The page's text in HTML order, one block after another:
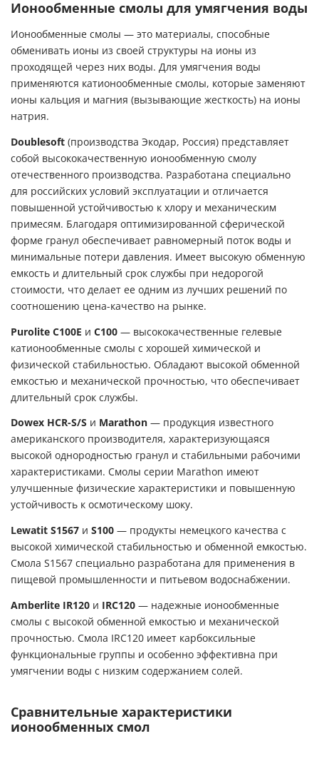
Ионообменные смолы для умягчения воды
Ионообменные смолы — это материалы, способные
обменивать ионы из своей структуры на ионы из
проходящей через них воды. Для умягчения воды
применяются катионообменные смолы, которые заменяют
ионы кальция и магния (вызывающие жесткость) на ионы
натрия.
Doublesoft (производства Экодар, Россия) представляет
собой высококачественную ионообменную смолу
отечественного производства. Разработана специально
для российских условий эксплуатации и отличается
повышенной устойчивостью к хлору и механическим
примесям. Благодаря оптимизированной сферической
форме гранул обеспечивает равномерный поток воды и
минимальные потери давления. Имеет высокую обменную
емкость и длительный срок службы при недорогой
стоимости, что делает ее одним из лучших решений по
соотношению цена-качество на рынке.
Purolite C100E и C100 — высококачественные гелевые
катионообменные смолы с хорошей химической и
физической стабильностью. Обладают высокой обменной
емкостью и механической прочностью, что обеспечивает
длительный срок службы.
Dowex HCR-S/S и Marathon — продукция известного
американского производителя, характеризующаяся
высокой однородностью гранул и стабильными рабочими
характеристиками. Смолы серии Marathon имеют
улучшенные физические характеристики и повышенную
устойчивость к осмотическому шоку.
Lewatit S1567 и S100 — продукты немецкого качества с
высокой химической стабильностью и обменной емкостью.
Смола S1567 специально разработана для применения в
пищевой промышленности и питьевом водоснабжении.
Amberlite IR120 и IRC120 — надежные ионообменные
смолы с высокой обменной емкостью и механической
прочностью. Смола IRC120 имеет карбоксильные
функциональные группы и особенно эффективна при
умягчении воды с низким содержанием солей.
Сравнительные характеристики
ионообменных смол